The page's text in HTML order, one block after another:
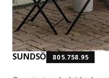
SUNDSÖ 805.758.95